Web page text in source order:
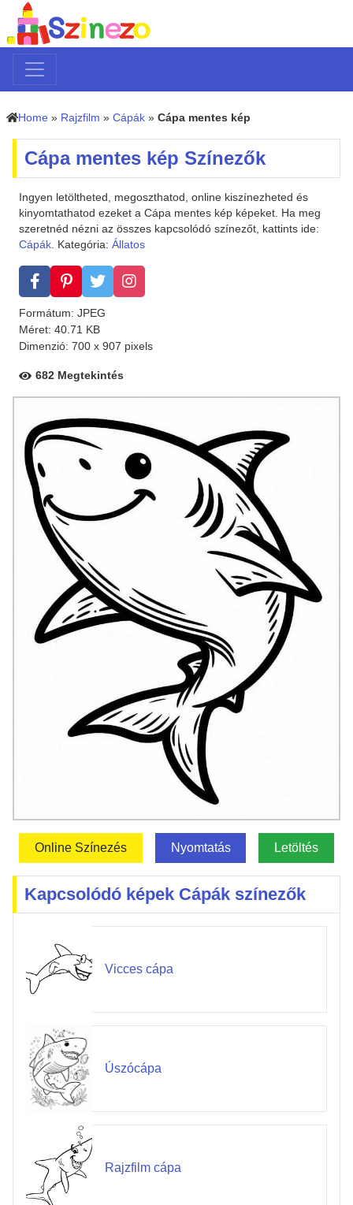
Home » Rajzfilm » Cápák » Cápa mentes kép
Cápa mentes kép Színezők
Ingyen letöltheted, megoszthatod, online kiszínezheted és
kinyomtathatod ezeket a Cápa mentes kép képeket. Ha meg
szeretnéd nézni az összes kapcsolódó színezőt, kattints ide:
Cápák. Kategória: Állatos
Formátum: JPEG
Méret: 40.71 KB
Dimenzió: 700 x 907 pixels
682 Megtekintés
Online Színezés Nyomtatás Letöltés
Kapcsolódó képek Cápák színezők
Vicces cápa
Úszócápa
Rajzfilm cápa